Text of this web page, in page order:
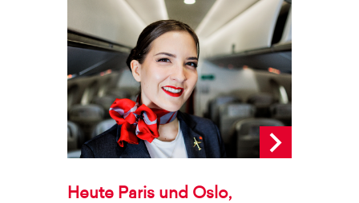
Heute Paris und Oslo,